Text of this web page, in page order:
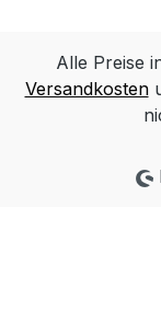
Alle Preise
Versandkosten